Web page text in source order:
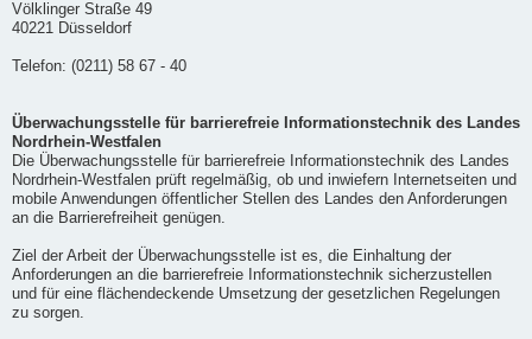
Völklinger Straße 49
40221 Düsseldorf
Telefon: (0211) 58 67 - 40
Überwachungsstelle für barrierefreie Informationstechnik des Landes
Nordrhein-Westfalen
Die Überwachungsstelle für barrierefreie Informationstechnik des Landes
Nordrhein-Westfalen prüft regelmäßig, ob und inwiefern Internetseiten und
mobile Anwendungen öffentlicher Stellen des Landes den Anforderungen
an die Barrierefreiheit genügen.
Ziel der Arbeit der Überwachungsstelle ist es, die Einhaltung der
Anforderungen an die barrierefreie Informationstechnik sicherzustellen
und für eine flächendeckende Umsetzung der gesetzlichen Regelungen
zu sorgen.